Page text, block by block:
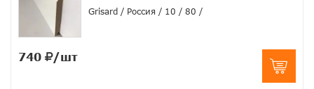
Grisard
Россия 10 80
740 /шт